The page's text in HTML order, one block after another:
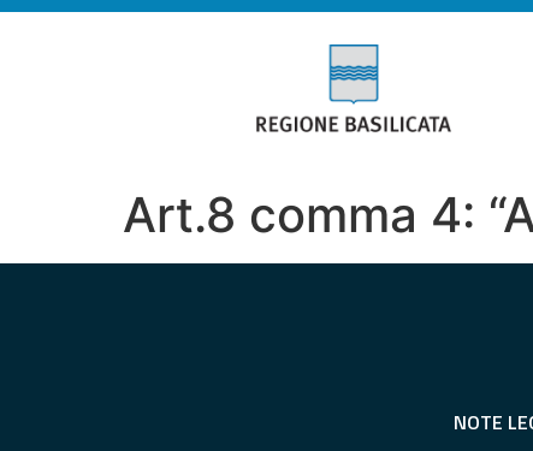
Art.8 comma 4:
NOTE